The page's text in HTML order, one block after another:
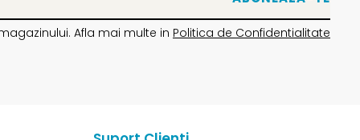
Afla mai multe in Politica de Confidentialitate